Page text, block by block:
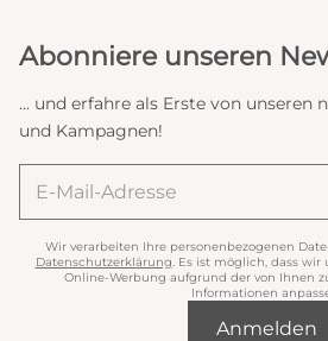
Abonniere unseren
... und erfahre als Erste von unseren
und Kampagnen!
Wir verarbeiten Ihre personenbezogenen
Datenschutzerklärung . Es ist möglich, dass
Online-Werbung aufgrund der von Ihnen
Informationen
Anmelden